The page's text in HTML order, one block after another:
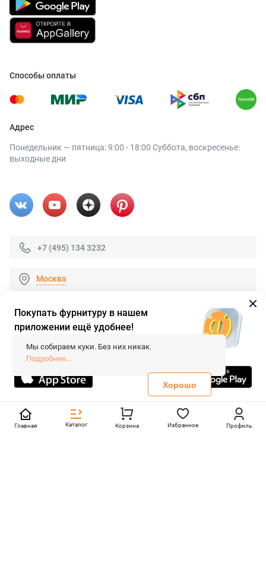
Способы оплаты
Адрес
Понедельник — пятница: 9:00 - 18:00 Суббота, воскресенье:
выходные дни
+7 (495) 134 3232
Москва
© 2026 «FieraShop.ru»
Сопровождение сайта
- Вебформат.
Все права защищены.
Не является публичной офертой
Политика конфиденциальности
Главная Каталог Корзина Избранное Профиль
Покупать фурнитуру в нашем
приложении ещё удобнее!
Мы собираем куки. Без них никак.
Подробнее...
Хорошо